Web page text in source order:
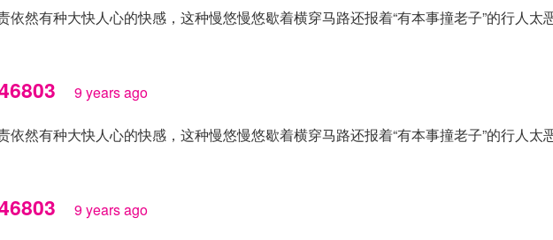
依然有种大快人心的快感，这种慢悠慢悠歇着横穿马路还报着“有本事撞老子”的行人太恶
9 years ago
依然有种大快人心的快感，这种慢悠慢悠歇着横穿马路还报着“有本事撞老子”的行人太恶
9 years ago